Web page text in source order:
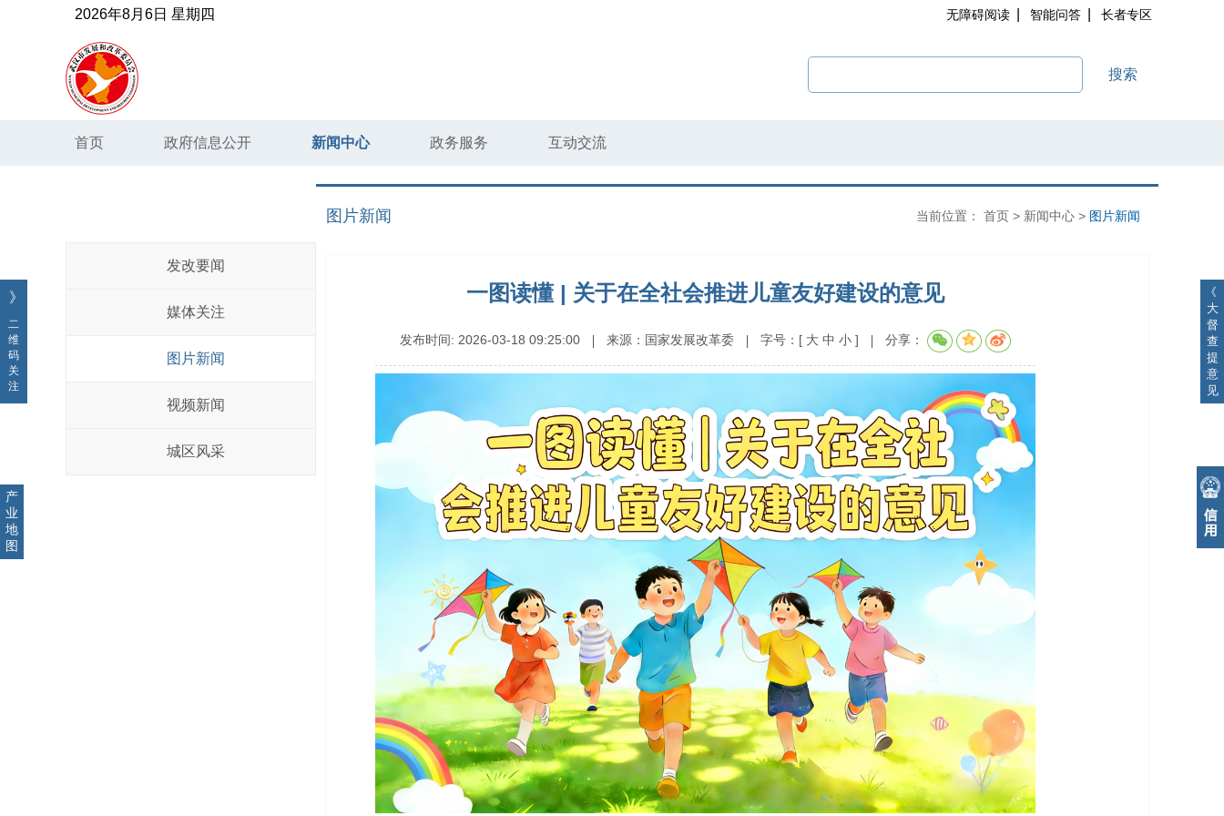
2026年8月6日 星期四 无障碍阅读 智能问答 长者专区
搜索
首页 政府信息公开 新闻中心 政务服务 互动交流
发改要闻
媒体关注
图片新闻
视频新闻
城区风采
图片新闻 当前位置： 首页 > 新闻中心 > 图片新闻
一图读懂 | 关于在全社会推进儿童友好建设的意见
发布时间: 2026-03-18 09:25:00 来源： 国家发展改革委 字号： [ 大 中 小 ] 分享：
》
二
维
码
关
注
《
大
督
查
提
意
见
产
业
地
图